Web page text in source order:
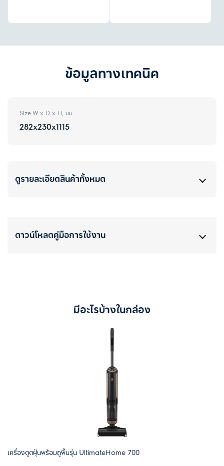
ข้อมูลทางเทคนิค
Size W x D x H, มม
282x230x1115
ดูรายละเอียดสินค้าทั้งหมด
ดาวน์โหลดคู่มือการใช้งาน
มีอะไรบ้างในกล่อง
เครื่องดูดฝุ่นพร้อมถูพื้นรุ่น UltimateHome 700